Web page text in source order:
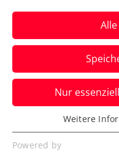
News filtern
Nur
Essenziell
Essenzielle Cookies
Weitere
Powered by